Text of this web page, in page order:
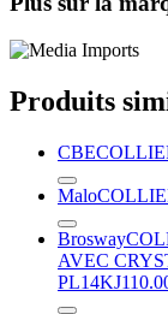
Produits
CBE
Malo
Brosway
AVEC
PL14KJ